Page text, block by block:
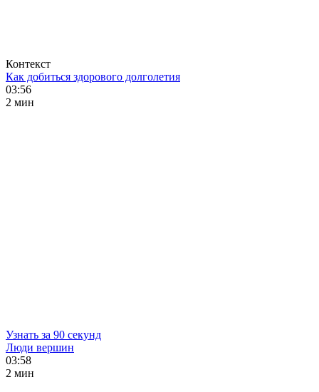
Контекст
Как добиться здорового долголетия
03:56
2 мин
Узнать за 90 секунд
Люди вершин
03:58
2 мин